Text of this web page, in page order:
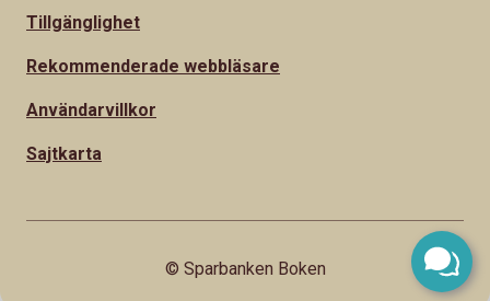
Tillgänglighet
Rekommenderade webbläsare
Användarvillkor
Sajtkarta
© Sparbanken Boken